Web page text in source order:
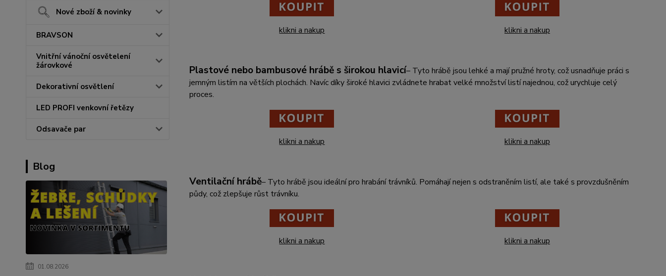
Nové zboží & novinky
BRAVSON
Vnitřní vánoční osvětelení
žárovkové
Dekorativní osvětlení
LED PROFI venkovní řetězy
Odsavače par
Blog
01.08.2026
klikni a nakup klikni a nakup
Plastové nebo bambusové hrábě s širokou hlavicí– Tyto hrábě jsou lehké a mají pružné hroty, což usnadňuje práci s
jemným listím na větších plochách. Navíc díky široké hlavici zvládnete hrabat velké množství listí najednou, což urychluje celý
proces.
klikni a nakup klikni a nakup
Ventilační hrábě– Tyto hrábě jsou ideální pro hrabání trávníků. Pomáhají nejen s odstraněním listí, ale také s provzdušněním
půdy, což zlepšuje růst trávníku.
klikni a nakup klikni a nakup